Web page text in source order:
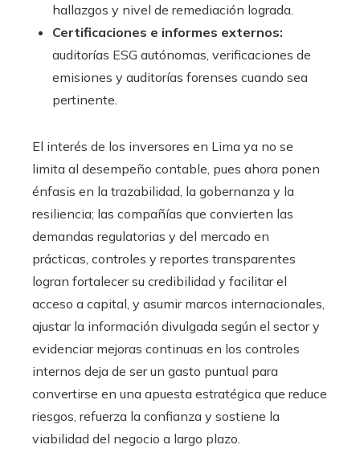
hallazgos y nivel de remediación lograda.
Certificaciones e informes externos:
auditorías ESG autónomas, verificaciones de
emisiones y auditorías forenses cuando sea
pertinente.
El interés de los inversores en Lima ya no se
limita al desempeño contable, pues ahora ponen
énfasis en la trazabilidad, la gobernanza y la
resiliencia; las compañías que convierten las
demandas regulatorias y del mercado en
prácticas, controles y reportes transparentes
logran fortalecer su credibilidad y facilitar el
acceso a capital, y asumir marcos internacionales,
ajustar la información divulgada según el sector y
evidenciar mejoras continuas en los controles
internos deja de ser un gasto puntual para
convertirse en una apuesta estratégica que reduce
riesgos, refuerza la confianza y sostiene la
viabilidad del negocio a largo plazo.